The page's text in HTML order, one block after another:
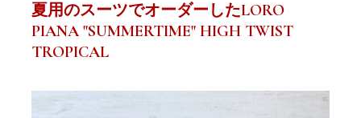
夏用のスーツでオーダーしたLORO
PIANA "SUMMERTIME" HIGH TWIST
TROPICAL